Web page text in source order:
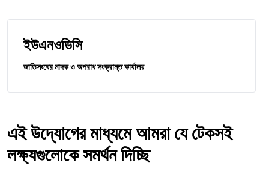
ইউএনওডিসি
জাতিসংঘের মাদক ও অপরাধ সংক্রান্ত কার্যালয়
এই উদ্যোগের মাধ্যমে আমরা যে টেকসই
লক্ষ্যগুলোকে সমর্থন দিচ্ছি